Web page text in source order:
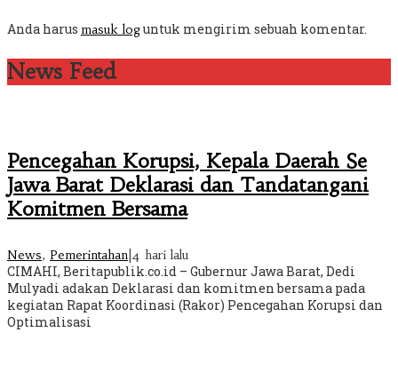
Anda harus masuk loguntuk mengirim sebuah komentar.
News Feed
Pencegahan Korupsi, Kepala Daerah Se
Jawa Barat Deklarasi dan Tandatangani
Komitmen Bersama
News, Pemerintahan 4 hari lalu
CIMAHI, Beritapublik.co.id – Gubernur Jawa Barat, Dedi
Mulyadi adakan Deklarasi dan komitmen bersama pada
kegiatan Rapat Koordinasi (Rakor) Pencegahan Korupsi dan
Optimalisasi